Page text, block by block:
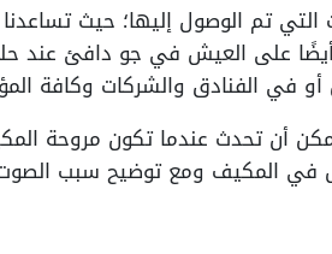
التي تم الوصول إليها؛ حيث
على العيش في جو دافئ عند
أو في الفنادق والشركات وكافة
أن تحدث عندما تكون مروحة
في المكيف ومع توضيح سبب